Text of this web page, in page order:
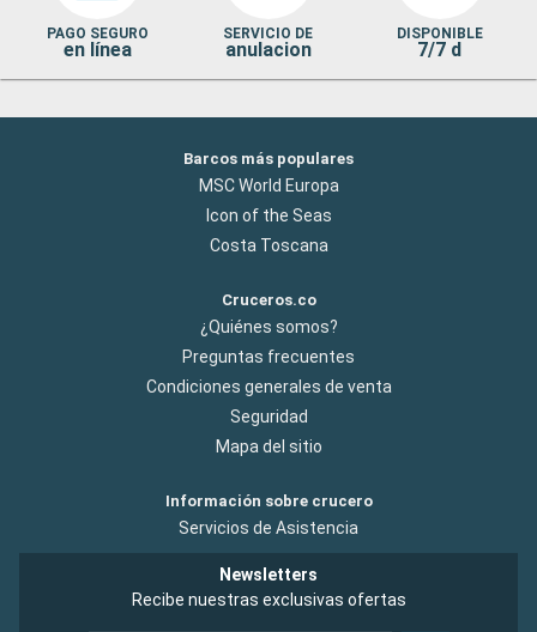
PAGO SEGURO
en línea
SERVICIO DE
anulacion
DISPONIBLE
7/7 d
Barcos más populares
MSC World Europa
Icon of the Seas
Costa Toscana
Cruceros.co
¿Quiénes somos?
Preguntas frecuentes
Condiciones generales de venta
Seguridad
Mapa del sitio
Información sobre crucero
Servicios de Asistencia
Newsletters
Recibe nuestras exclusivas ofertas